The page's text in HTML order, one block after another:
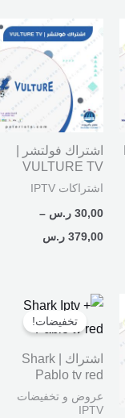
اشتراك فولتشر |
VULTURE TV
اشتراكات IPTV
30,00 ر.س –
379,00 ر.س
نطاق
السعر:
من
خلال
تخفيضات!
اشتراك Shark |
Pablo tv red
عروض و تخفيضات
IPTV
السعر
هو:
السعر
الحالي
هو: